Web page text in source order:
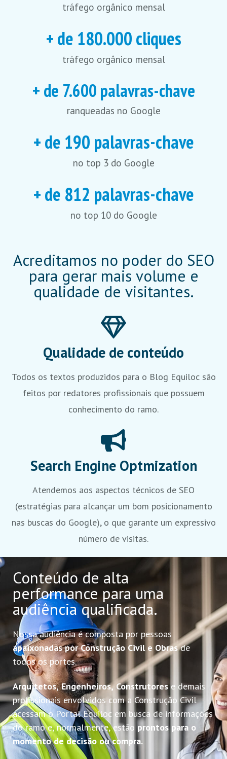
tráfego orgânico mensal
tráfego orgânico mensal
+ de 180.000 cliques
ranqueadas no Google
+ de 7.600 palavras-chave
no top 3 do Google
+ de 190 palavras-chave
no top 10 do Google
+ de 812 palavras-chave
Acreditamos no poder do SEO
para gerar mais volume e
qualidade de visitantes.
Qualidade de conteúdo
Todos os textos produzidos para o Blog Equiloc são
feitos por redatores profissionais que possuem
conhecimento do ramo.
Search Engine Optmization
Atendemos aos aspectos técnicos de SEO
(estratégias para alcançar um bom posicionamento
nas buscas do Google), o que garante um expressivo
número de visitas.
Conteúdo de alta
performance para uma
audiência qualificada.
Nossa audiência é composta por pessoas
apaixonadas por Construção Civil e Obrasde
todos os portes.
Arquitetos, Engenheiros, Construtorese demais
profissionais envolvidos com a Construção Civil
acessam o Portal Equiloc em busca de informações
do ramo e, normalmente, estão prontos para o
momento de decisão ou compra.